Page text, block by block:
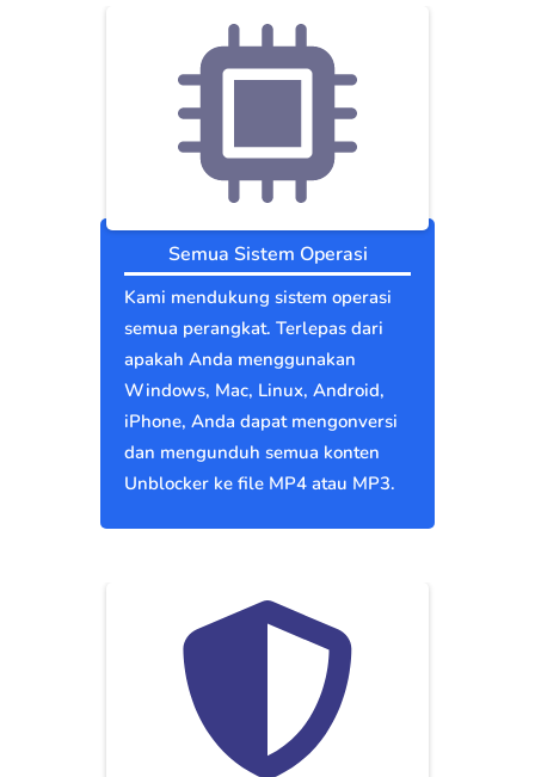
Semua Sistem Operasi
Kami mendukung sistem operasi
semua perangkat. Terlepas dari
apakah Anda menggunakan
Windows, Mac, Linux, Android,
iPhone, Anda dapat mengonversi
dan mengunduh semua konten
Unblocker ke file MP4 atau MP3.